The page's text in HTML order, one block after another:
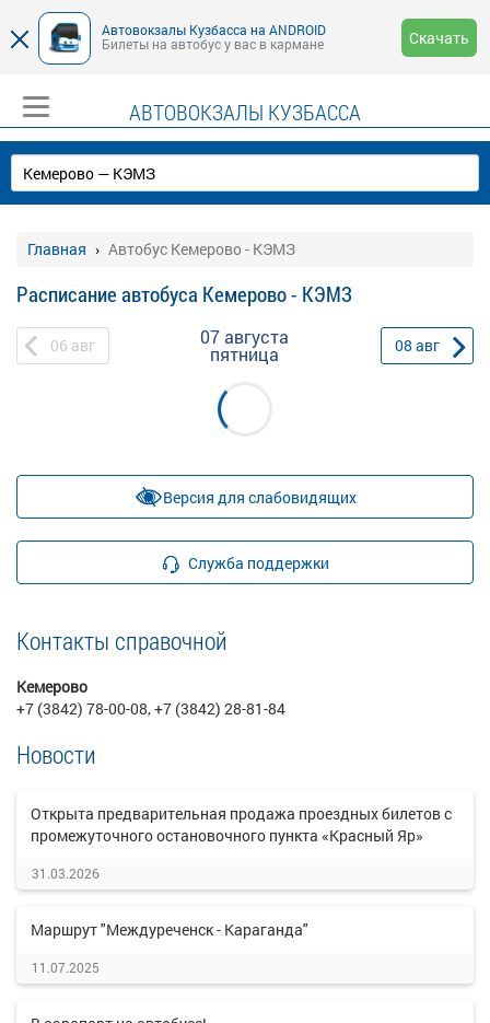
Автовокзалы Кузбасса на ANDROID
Билеты на автобус у вас в кармане
Скачать
АВТОВОКЗАЛЫ КУЗБАССА
Главная Автобус Кемерово - КЭМЗ
Расписание автобуса Кемерово - КЭМЗ
06 авг 07 августа
пятница 08 авг
Версия для слабовидящих
Служба поддержки
Контакты справочной
Кемерово
+7 (3842) 78-00-08, +7 (3842) 28-81-84
Новости
Открыта предварительная продажа проездных билетов с
промежуточного остановочного пункта «Красный Яр»
31.03.2026
Маршрут "Междуреченск - Караганда"
11.07.2025